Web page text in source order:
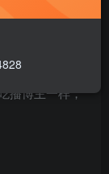
不少人都很好
的旅游博主
播博主一样，